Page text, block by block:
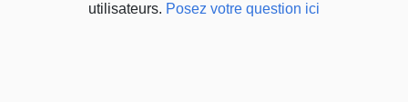
utilisateurs. Posez votre question ici